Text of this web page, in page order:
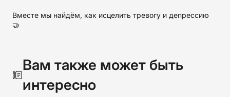
Вместе мы найдём, как исцелить тревогу и депрессию
🤝
Вам также может быть
интересно